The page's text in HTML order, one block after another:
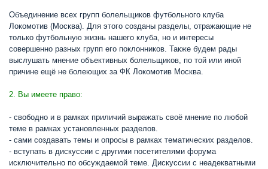
Объединение всех групп болельщиков футбольного клуба
Локомотив (Москва). Для этого созданы разделы, отражающие не
только футбольную жизнь нашего клуба, но и интересы
совершенно разных групп его поклонников. Также будем рады
выслушать мнение объективных болельщиков, по той или иной
причине ещё не болеющих за ФК Локомотив Москва.
2. Вы имеете право:
- свободно и в рамках приличий выражать своё мнение по любой
теме в рамках установленных разделов.
- сами создавать темы и опросы в рамках тематических разделов.
- вступать в дискуссии с другими посетителями форума
исключительно по обсуждаемой теме. Дискуссии с неадекватными